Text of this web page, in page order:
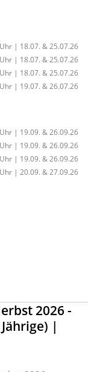
| 18.07. & 25.07.26
| 18.07. & 25.07.26
| 18.07. & 25.07.26
| 19.07. & 26.07.26
| 19.09. & 26.09.26
| 19.09. & 26.09.26
| 19.09. & 26.09.26
| 20.09. & 27.09.26
2026 -
|